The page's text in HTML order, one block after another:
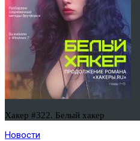
Хакер #322. Белый хакер
Новости